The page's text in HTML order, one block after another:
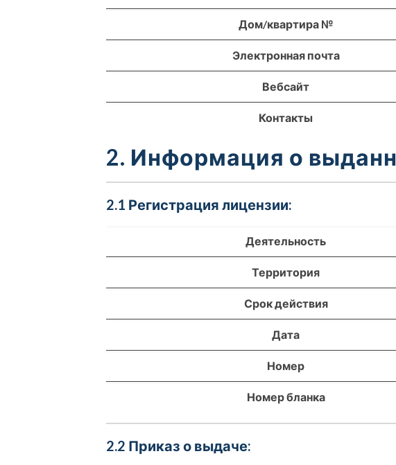
Дом/квартира №
Электронная почта
Вебсайт
Контакты
2. Информация о
2.1 Регистрация лицензии:
Деятельность
Территория
Срок действия
Дата
Номер
Номер бланка
2.2 Приказ о выдаче: